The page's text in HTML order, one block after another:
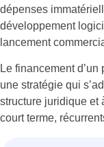
dépenses
développement
lancement
Le financement d’un
une stratégie qui
structure juridique et
court terme,